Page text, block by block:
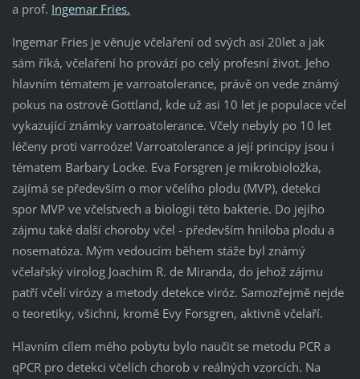
a prof. Ingemar Fries.
Ingemar Fries je věnuje včelaření od svých asi 20let a jak
sám říká, včelaření ho provází po celý profesní život. Jeho
hlavním tématem je varroatolerance, právě on vede známý
pokus na ostrově Gottland, kde už asi 10 let je populace včel
vykazující známky varroatolerance. Včely nebyly po 10 let
léčeny proti varroóze! Varroatolerance a její principy jsou i
tématem Barbary Locke. Eva Forsgren je mikrobioložka,
zajímá se především o mor včelího plodu (MVP), detekci
spor MVP ve včelstvech a biologii této bakterie. Do jejího
zájmu také další choroby včel - především hniloba plodu a
nosematóza. Mým vedoucím během stáže byl známý
včelařský virolog Joachim R. de Miranda, do jehož zájmu
patří včelí virózy a metody detekce viróz. Samozřejmě nejde
o teoretiky, všichni, kromě Evy Forsgren, aktivně včelaří.
Hlavním cílem mého pobytu bylo naučit se metodu PCR a
qPCR pro detekci včelích chorob v reálných vzorcích. Na